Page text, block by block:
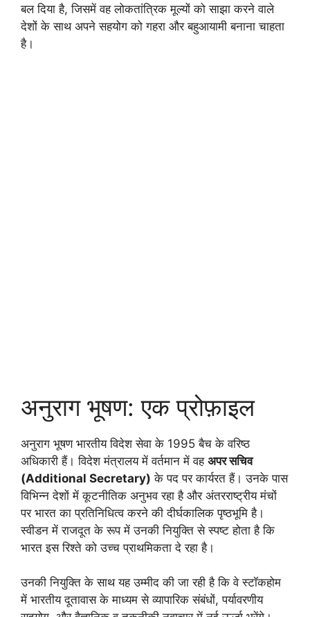
बल दिया है, जिसमें वह लोकतांत्रिक मूल्यों को साझा करने वाले
देशों के साथ अपने सहयोग को गहरा और बहुआयामी बनाना चाहता
है।
अनुराग भूषण: एक प्रोफ़ाइल
अनुराग भूषण भारतीय विदेश सेवा के 1995 बैच के वरिष्ठ
अधिकारी हैं। विदेश मंत्रालय में वर्तमान में वह अपर सचिव
(Additional Secretary) के पद पर कार्यरत हैं। उनके पास
विभिन्न देशों में कूटनीतिक अनुभव रहा है और अंतरराष्ट्रीय मंचों
पर भारत का प्रतिनिधित्व करने की दीर्घकालिक पृष्ठभूमि है।
स्वीडन में राजदूत के रूप में उनकी नियुक्ति से स्पष्ट होता है कि
भारत इस रिश्ते को उच्च प्राथमिकता दे रहा है।
उनकी नियुक्ति के साथ यह उम्मीद की जा रही है कि वे स्टॉकहोम
में भारतीय दूतावास के माध्यम से व्यापारिक संबंधों, पर्यावरणीय